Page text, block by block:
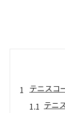
テニスコ
テニ